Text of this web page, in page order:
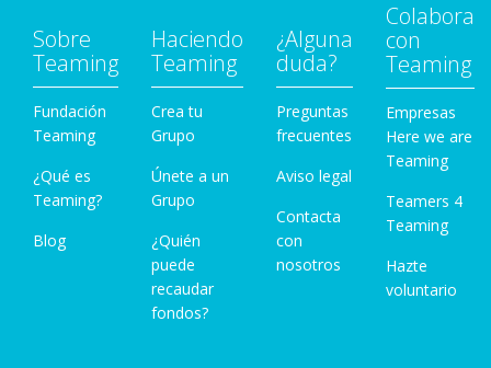
Sobre
Teaming
Fundación
Teaming
¿Qué es
Teaming?
Blog
Haciendo
Teaming
Crea tu
Grupo
Únete a un
Grupo
¿Quién
puede
recaudar
fondos?
¿Alguna
duda?
Preguntas
frecuentes
Aviso legal
Contacta
con
nosotros
Colabora
con
Teaming
Empresas
Here we are
Teaming
Teamers 4
Teaming
Hazte
voluntario